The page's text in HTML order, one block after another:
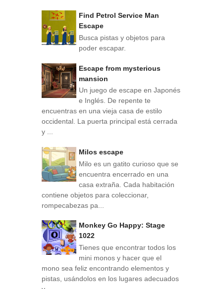
Find Petrol Service Man
Escape
Busca pistas y objetos para
poder escapar.
Escape from mysterious
mansion
Un juego de escape en Japonés
e Inglés. De repente te
encuentras en una vieja casa de estilo
occidental. La puerta principal está cerrada
y ...
Milos escape
Milo es un gatito curioso que se
encuentra encerrado en una
casa extraña. Cada habitación
contiene objetos para coleccionar,
rompecabezas pa...
Monkey Go Happy: Stage
1022
Tienes que encontrar todos los
mini monos y hacer que el
mono sea feliz encontrando elementos y
pistas, usándolos en los lugares adecuados